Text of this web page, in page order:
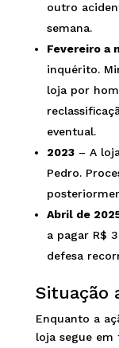
outro
semana.
Fevereiro a
inquérito.
loja por
eventual.
2023– A
Pedro.
Abril de
a pagar R$
defesa
Situação
Enquanto a
loja segue